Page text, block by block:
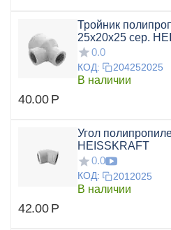
Тройник
25x20x25 сер.
0.0
КОД: 204252025
В наличии
40.00 Р
Угол
HEISSKRAFT
0.0
КОД: 2012025
В наличии
42.00 Р